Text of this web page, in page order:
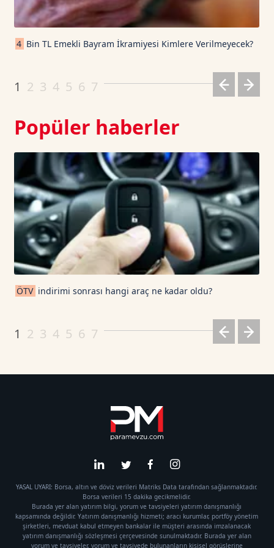
Cardano TetherUS 0.189 -2.98
4 Bin TL Emekli Bayram İkramiyesi Kimlere Verilmeyecek?
1 2 3 4 5 6 7
Popüler haberler
ÖTV indirimi sonrası hangi araç ne kadar oldu?
1 2 3 4 5 6 7
YASAL UYARI: Borsa, altın ve döviz verileri Matriks Data tarafından sağlanmaktadır.
Borsa verileri 15 dakika gecikmelidir.
Burada yer alan yatırım bilgi, yorum ve tavsiyeleri yatırım danışmanlığı
kapsamında değildir. Yatırım danışmanlığı hizmeti; aracı kurumlar, portföy yönetim
şirketleri, mevduat kabul etmeyen bankalar ile müşteri arasında imzalanacak
yatırım danışmanlığı sözleşmesi çerçevesinde sunulmaktadır. Burada yer alan
yorum ve tavsiyeler, yorum ve tavsiyede bulunanların kişisel görüşlerine